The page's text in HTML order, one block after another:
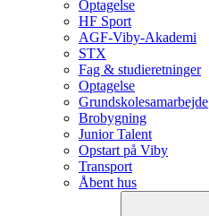
Optagelse
HF Sport
AGF-Viby-Akademi
STX
Fag & studieretninger
Optagelse
Grundskolesamarbejde
Brobygning
Junior Talent
Opstart på Viby
Transport
Åbent hus